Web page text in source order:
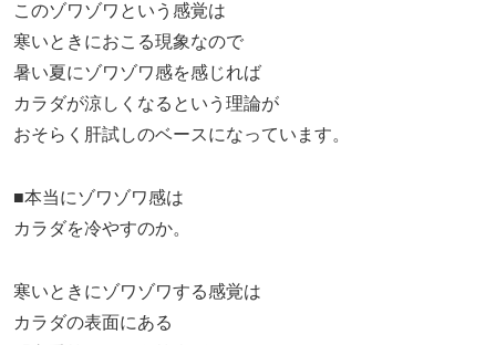
このゾワゾワという感覚は
寒いときにおこる現象なので
暑い夏にゾワゾワ感を感じれば
カラダが涼しくなるという理論が
おそらく肝試しのベースになっています。
■本当にゾワゾワ感は
カラダを冷やすのか。
寒いときにゾワゾワする感覚は
カラダの表面にある